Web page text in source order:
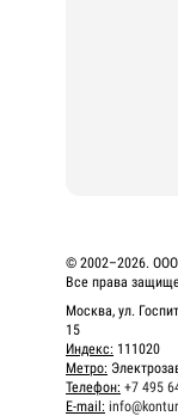
© 2002–2026.
Все права
Москва, ул.
15
Индекс: 111020
Метро:
Телефон: +7 495
E-mail: